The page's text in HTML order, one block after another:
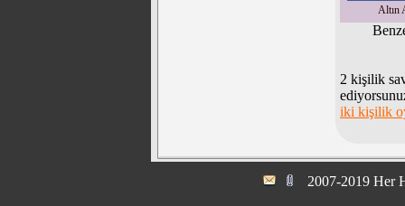
Altın
2 kişilik
iki kişilik
2007-2019 Her